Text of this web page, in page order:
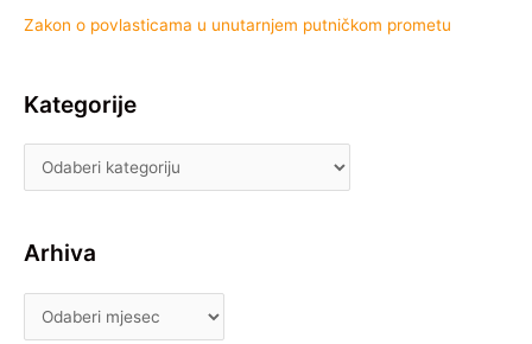
Zakon o povlasticama u unutarnjem putničkom prometu
Kategorije
Arhiva